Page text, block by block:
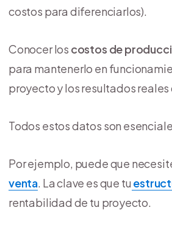
costos para diferenciarlos).
Conocer los costos de
para mantenerlo en
proyecto y los resultados reales
Todos estos datos son
Por ejemplo, puede que
venta. La clave es que tu
rentabilidad de tu proyecto.